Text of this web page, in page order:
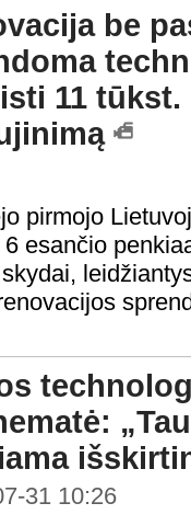
be
11
pirmojo
esančio
31 10:26